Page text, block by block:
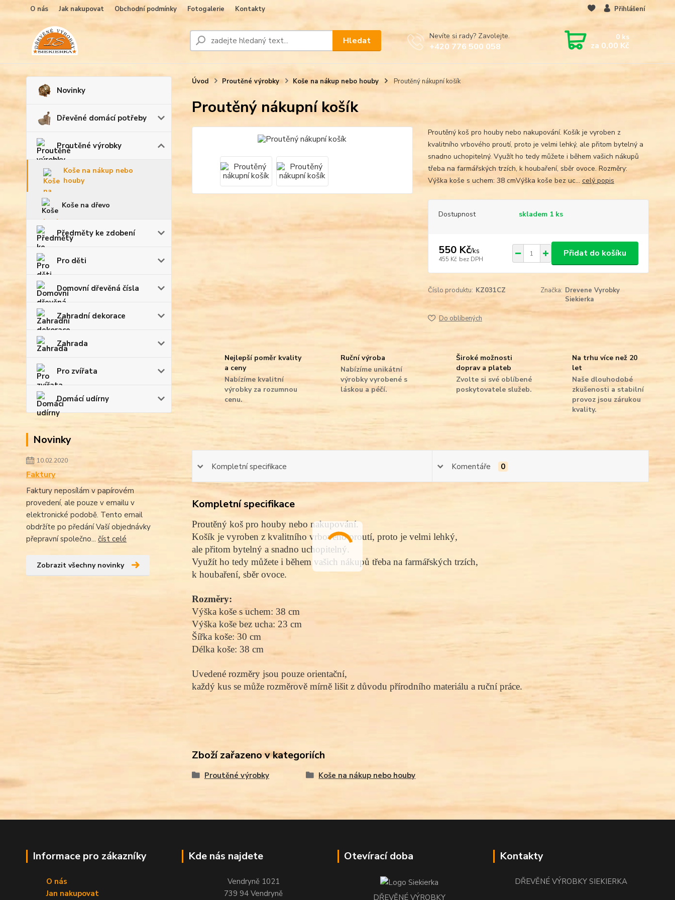
O nás Jak nakupovat Obchodní podmínky Fotogalerie Kontakty Přihlášení
Hledat Nevíte si rady? Zavolejte.
+420 776 500 058
0 ks
za 0,00 Kč
Novinky
Dřevěné domácí potřeby
Proutěné výrobky
Koše na nákup nebo
houby
Koše na dřevo
Předměty ke zdobení
Pro děti
Domovní dřevěná čísla
Zahradní dekorace
Zahrada
Pro zvířata
Domácí udírny
Novinky
10.02.2020
Faktury
Faktury neposílám v papírovém
provedení, ale pouze v emailu v
elektronické podobě. Tento email
obdržíte po předání Vaší objednávky
přepravní společno... číst celé
Zobrazit všechny novinky
Úvod Proutěné výrobky Koše na nákup nebo houby Proutěný nákupní košík
Proutěný nákupní košík
Proutěný koš pro houby nebo nakupování. Košík je vyroben z
kvalitního vrbového proutí, proto je velmi lehký, ale přitom bytelný a
snadno uchopitelný. Využít ho tedy můžete i během vašich nákupů
třeba na farmářských trzích, k houbaření, sběr ovoce. Rozměry:
Výška koše s uchem: 38 cmVýška koše bez uc... celý popis
Dostupnost skladem 1 ks
550 Kč/ks
455 Kč bez DPH
Přidat do košíku
Číslo produktu: KZ031CZ Značka: Drevene Vyrobky
Siekierka
Do oblíbených
Nejlepší poměr kvality
a ceny
Nabízíme kvalitní
výrobky za rozumnou
cenu.
Ruční výroba
Nabízíme unikátní
výrobky vyrobené s
láskou a péčí.
Široké možnosti
doprav a plateb
Zvolte si své oblíbené
poskytovatele služeb.
Na trhu více než 20
let
Naše dlouhodobé
zkušenosti a stabilní
provoz jsou zárukou
kvality.
Kompletní specifikace Komentáře 0
Kompletní specifikace
Proutěný koš pro houby nebo nakupování.
Košík je vyroben z kvalitního vrbového proutí, proto je velmi lehký,
ale přitom bytelný a snadno uchopitelný.
Využít ho tedy můžete i během vašich nákupů třeba na farmářských trzích,
k houbaření, sběr ovoce.
Rozměry:
Výška koše s uchem: 38 cm
Výška koše bez ucha: 23 cm
Šířka koše: 30 cm
Délka koše: 38 cm
Uvedené rozměry jsou pouze orientační,
každý kus se může rozměrově mírně lišit z důvodu přírodního materiálu a ruční práce.
Zboží zařazeno v kategoriích
Proutěné výrobky Koše na nákup nebo houby
Informace pro zákazníky
O nás
Jan nakupovat
Kde nás najdete
Vendryně 1021
739 94 Vendryně
Otevírací doba
DŘEVĚNÉ VÝROBKY
Kontakty
DŘEVĚNÉ VÝROBKY SIEKIERKA